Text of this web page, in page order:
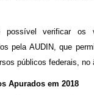
possível verificar os
pela AUDIN, que
públicos federais, no
Apurados em 2018